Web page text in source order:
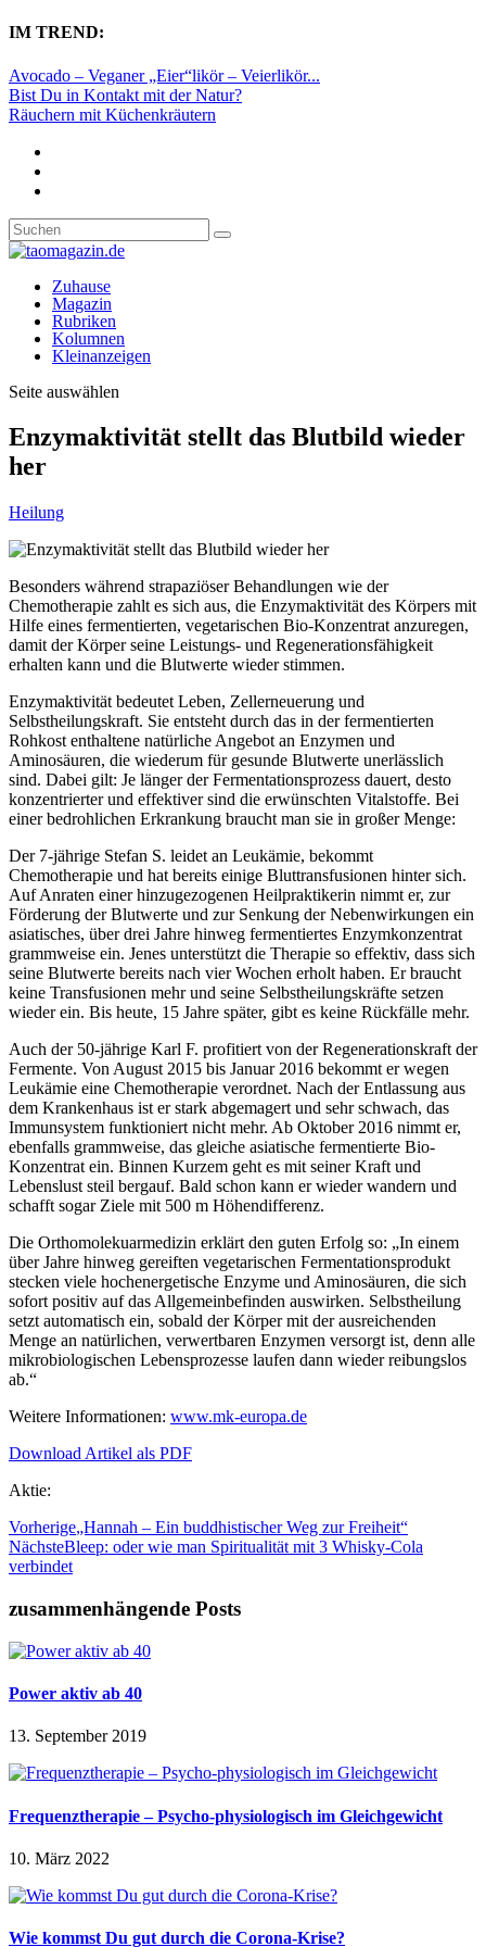
IM TREND:
Avocado – Veganer „Eier“likör – Veierlikör...
Bist Du in Kontakt mit der Natur?
Räuchern mit Küchenkräutern
Zuhause
Magazin
Rubriken
Kolumnen
Kleinanzeigen
Seite auswählen
Enzymaktivität stellt das Blutbild wieder
her
Heilung
Besonders während strapaziöser Behandlungen wie der
Chemotherapie zahlt es sich aus, die Enzymaktivität des Körpers mit
Hilfe eines fermentierten, vegetarischen Bio-Konzentrat anzuregen,
damit der Körper seine Leistungs- und Regenerationsfähigkeit
erhalten kann und die Blutwerte wieder stimmen.
Enzymaktivität bedeutet Leben, Zellerneuerung und
Selbstheilungskraft. Sie entsteht durch das in der fermentierten
Rohkost enthaltene natürliche Angebot an Enzymen und
Aminosäuren, die wiederum für gesunde Blutwerte unerlässlich
sind. Dabei gilt: Je länger der Fermentationsprozess dauert, desto
konzentrierter und effektiver sind die erwünschten Vitalstoffe. Bei
einer bedrohlichen Erkrankung braucht man sie in großer Menge:
Der 7-jährige Stefan S. leidet an Leukämie, bekommt
Chemotherapie und hat bereits einige Bluttransfusionen hinter sich.
Auf Anraten einer hinzugezogenen Heilpraktikerin nimmt er, zur
Förderung der Blutwerte und zur Senkung der Nebenwirkungen ein
asiatisches, über drei Jahre hinweg fermentiertes Enzymkonzentrat
grammweise ein. Jenes unterstützt die Therapie so effektiv, dass sich
seine Blutwerte bereits nach vier Wochen erholt haben. Er braucht
keine Transfusionen mehr und seine Selbstheilungskräfte setzen
wieder ein. Bis heute, 15 Jahre später, gibt es keine Rückfälle mehr.
Auch der 50-jährige Karl F. profitiert von der Regenerationskraft der
Fermente. Von August 2015 bis Januar 2016 bekommt er wegen
Leukämie eine Chemotherapie verordnet. Nach der Entlassung aus
dem Krankenhaus ist er stark abgemagert und sehr schwach, das
Immunsystem funktioniert nicht mehr. Ab Oktober 2016 nimmt er,
ebenfalls grammweise, das gleiche asiatische fermentierte Bio-
Konzentrat ein. Binnen Kurzem geht es mit seiner Kraft und
Lebenslust steil bergauf. Bald schon kann er wieder wandern und
schafft sogar Ziele mit 500 m Höhendifferenz.
Die Orthomolekuarmedizin erklärt den guten Erfolg so: „In einem
über Jahre hinweg gereiften vegetarischen Fermentationsprodukt
stecken viele hochenergetische Enzyme und Aminosäuren, die sich
sofort positiv auf das Allgemeinbefinden auswirken. Selbstheilung
setzt automatisch ein, sobald der Körper mit der ausreichenden
Menge an natürlichen, verwertbaren Enzymen versorgt ist, denn alle
mikrobiologischen Lebensprozesse laufen dann wieder reibungslos
ab.“
Weitere Informationen: www.mk-europa.de
Download Artikel als PDF
Aktie:
Vorherige„Hannah – Ein buddhistischer Weg zur Freiheit“
NächsteBleep: oder wie man Spiritualität mit 3 Whisky-Cola
verbindet
zusammenhängende Posts
Power aktiv ab 40
13. September 2019
Frequenztherapie – Psycho-physiologisch im Gleichgewicht
10. März 2022
Wie kommst Du gut durch die Corona-Krise?